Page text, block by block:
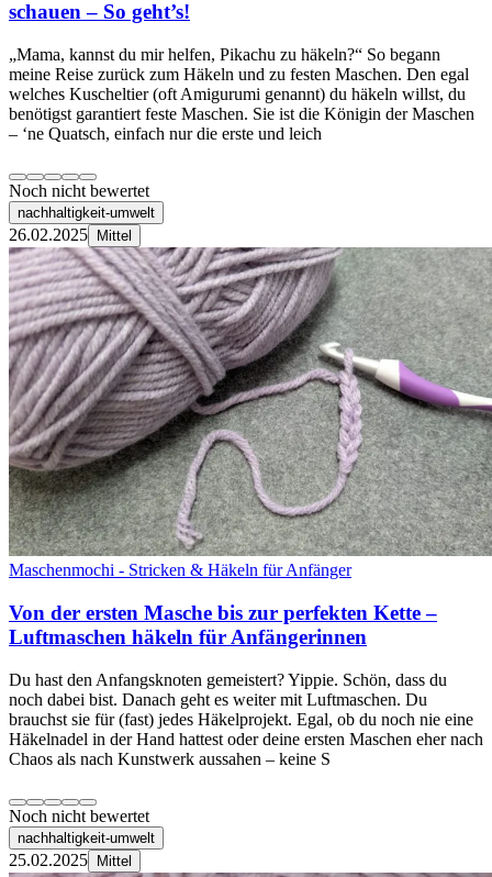
schauen – So geht’s!
„Mama, kannst du mir helfen, Pikachu zu häkeln?“ So begann
meine Reise zurück zum Häkeln und zu festen Maschen. Den egal
welches Kuscheltier (oft Amigurumi genannt) du häkeln willst, du
benötigst garantiert feste Maschen. Sie ist die Königin der Maschen
– ‘ne Quatsch, einfach nur die erste und leich
Noch nicht bewertet
nachhaltigkeit-umwelt
26.02.2025 Mittel
Maschenmochi - Stricken & Häkeln für Anfänger
Von der ersten Masche bis zur perfekten Kette –
Luftmaschen häkeln für Anfängerinnen
Du hast den Anfangsknoten gemeistert? Yippie. Schön, dass du
noch dabei bist. Danach geht es weiter mit Luftmaschen. Du
brauchst sie für (fast) jedes Häkelprojekt. Egal, ob du noch nie eine
Häkelnadel in der Hand hattest oder deine ersten Maschen eher nach
Chaos als nach Kunstwerk aussahen – keine S
Noch nicht bewertet
nachhaltigkeit-umwelt
25.02.2025 Mittel